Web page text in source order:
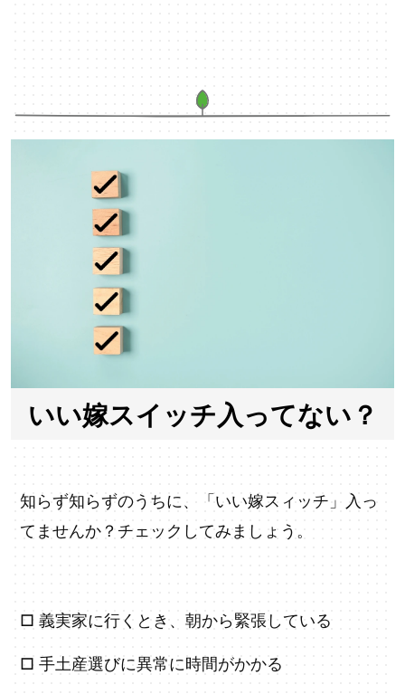
いい嫁スイッチ入ってない？
知らず知らずのうちに、「いい嫁スィッチ」入っ
てませんか？チェックしてみましょう。
□ 義実家に行くとき、朝から緊張している
□ 手土産選びに異常に時間がかかる